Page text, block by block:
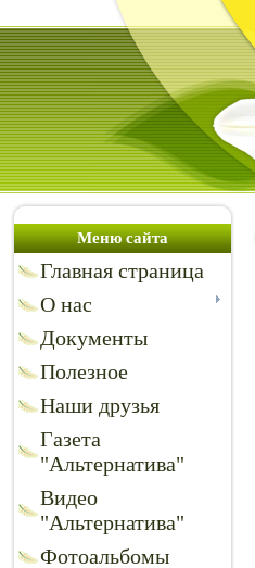
Меню сайта
Главная страница
О нас
Документы
Полезное
Наши друзья
Газета
"Альтернатива"
Видео
"Альтернатива"
Фотоальбомы